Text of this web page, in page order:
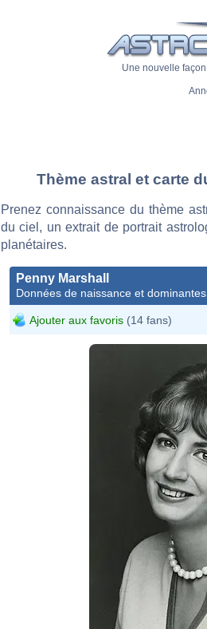
Une nouvelle
Thème astral et carte
Prenez connaissance du thème
du ciel, un extrait de portrait
planétaires.
Penny Marshall
Données de naissance et
Ajouter aux favoris (14 fans)